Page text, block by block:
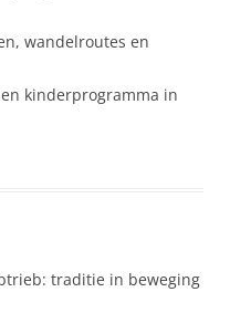
wandelroutes en
kinderprogramma in
traditie in beweging